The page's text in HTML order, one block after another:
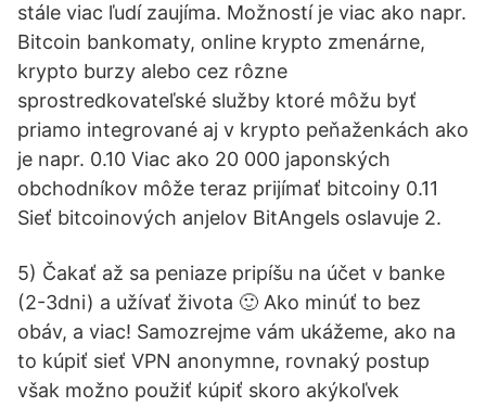
stále viac ľudí zaujíma. Možností je viac ako napr.
Bitcoin bankomaty, online krypto zmenárne,
krypto burzy alebo cez rôzne
sprostredkovateľské služby ktoré môžu byť
priamo integrované aj v krypto peňaženkách ako
je napr. 0.10 Viac ako 20 000 japonských
obchodníkov môže teraz prijímať bitcoiny 0.11
Sieť bitcoinových anjelov BitAngels oslavuje 2.
5) Čakať až sa peniaze pripíšu na účet v banke
(2-3dni) a užívať života 🙂 Ako minúť to bez
obáv, a viac! Samozrejme vám ukážeme, ako na
to kúpiť sieť VPN anonymne, rovnaký postup
však možno použiť kúpiť skoro akýkoľvek